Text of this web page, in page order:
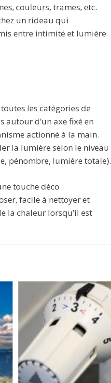
couleurs, trames, etc.
un rideau qui
entre intimité et lumière
les catégories de
autour d’un axe fixé en
actionné à la main.
la lumière selon le niveau
pénombre, lumière totale).
touche déco
facile à nettoyer et
la chaleur lorsqu’il est